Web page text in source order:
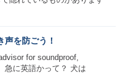
声を防ごう！
for soundproof,
急に英語かって？ 犬は